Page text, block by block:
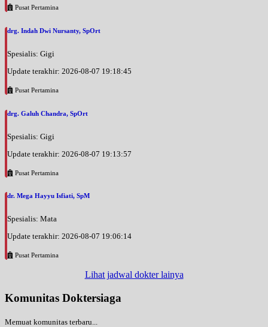
Pusat Pertamina
drg. Indah Dwi Nursanty, SpOrt
Spesialis: Gigi
Update terakhir: 2026-08-07 19:18:45
Pusat Pertamina
drg. Galuh Chandra, SpOrt
Spesialis: Gigi
Update terakhir: 2026-08-07 19:13:57
Pusat Pertamina
dr. Mega Hayyu Isfiati, SpM
Spesialis: Mata
Update terakhir: 2026-08-07 19:06:14
Pusat Pertamina
Lihat jadwal dokter lainya
Komunitas Doktersiaga
Memuat komunitas terbaru...